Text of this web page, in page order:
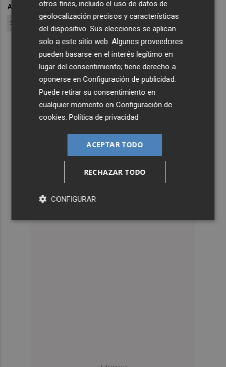
ARCHIVADO EN JORNADA DE 4 DÍAS
SEMANA LABORAL DE 4 DÍAS
otros fines, incluido el uso de datos de
geolocalización precisos y características
del dispositivo. Sus elecciones se aplican
solo a este sitio web. Algunos proveedores
pueden basarse en el interés legítimo en
lugar del consentimiento; tiene derecho a
oponerse enConfiguración de publicidad.
Puede retirar su consentimiento en
cualquier momento enConfiguración de
cookies.Política de privacidad
ACEPTAR TODO
RECHAZAR TODO
CONFIGURAR